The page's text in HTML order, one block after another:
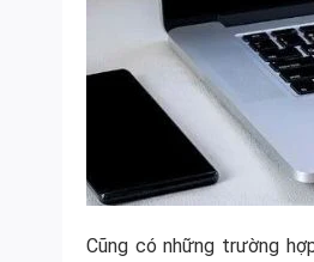
Cũng có những trường